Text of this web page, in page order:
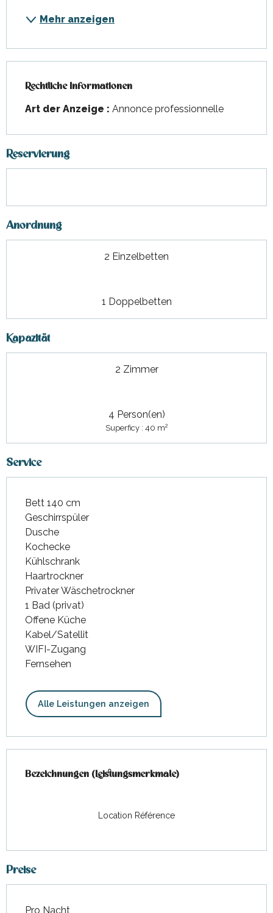
Mehr anzeigen
Rechtliche Informationen
Rechtliche Informationen
Art der Anzeige : Annonce professionnelle
Reservierung
Anordnung
2 Einzelbetten
1 Doppelbetten
Kapazität
2 Zimmer
4 Person(en)
Superficy : 40 m2
Service
Bett 140 cm
Geschirrspüler
Dusche
Kochecke
Kühlschrank
Haartrockner
Privater Wäschetrockner
1 Bad (privat)
Offene Küche
Kabel/Satellit
WIFI-Zugang
Fernsehen
Alle Leistungen anzeigen
Bezeichnungen (Leistungsmerkmale)
Bezeichnungen (Leistungsmerkmale)
Location Référence
Preise
Preise 2026
Pro Nacht